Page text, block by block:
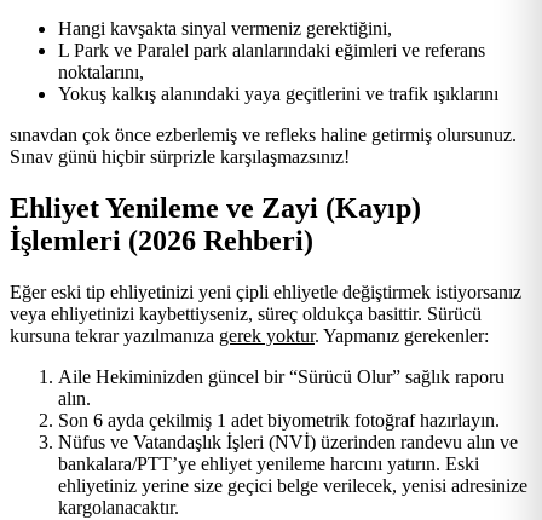
Hangi kavşakta sinyal vermeniz gerektiğini,
L Park ve Paralel park alanlarındaki eğimleri ve referans
noktalarını,
Yokuş kalkış alanındaki yaya geçitlerini ve trafik ışıklarını
sınavdan çok önce ezberlemiş ve refleks haline getirmiş olursunuz.
Sınav günü hiçbir sürprizle karşılaşmazsınız!
Ehliyet Yenileme ve Zayi (Kayıp)
İşlemleri (2026 Rehberi)
Eğer eski tip ehliyetinizi yeni çipli ehliyetle değiştirmek istiyorsanız
veya ehliyetinizi kaybettiyseniz, süreç oldukça basittir. Sürücü
kursuna tekrar yazılmanıza gerek yoktur. Yapmanız gerekenler:
Aile Hekiminizden güncel bir “Sürücü Olur” sağlık raporu
alın.
Son 6 ayda çekilmiş 1 adet biyometrik fotoğraf hazırlayın.
Nüfus ve Vatandaşlık İşleri (NVİ) üzerinden randevu alın ve
bankalara/PTT’ye ehliyet yenileme harcını yatırın. Eski
ehliyetiniz yerine size geçici belge verilecek, yenisi adresinize
kargolanacaktır.